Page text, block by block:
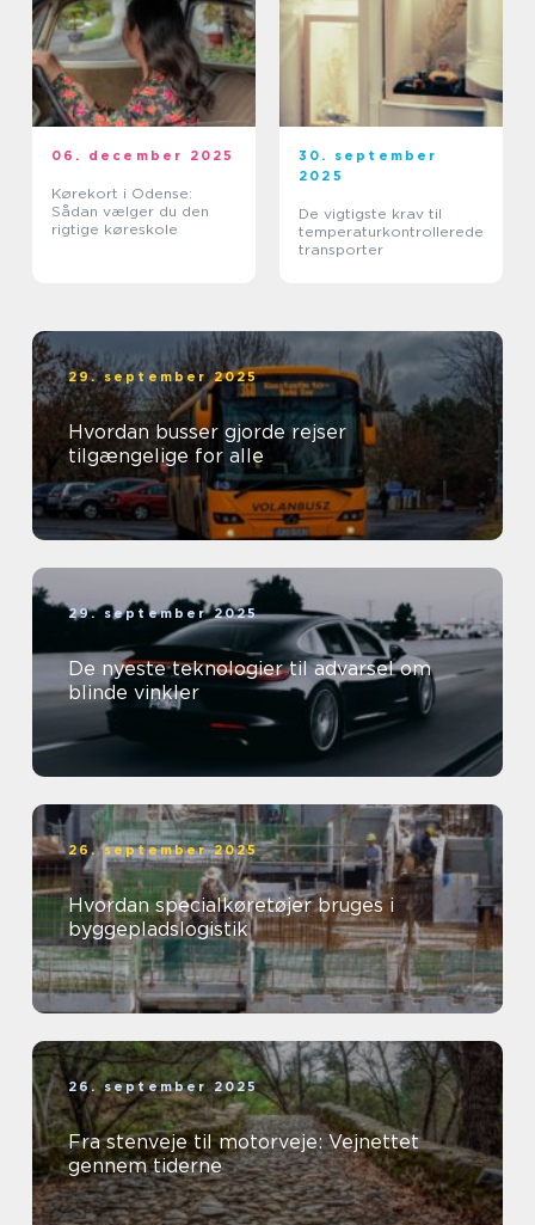
06. december 2025
Kørekort i Odense:
Sådan vælger du den
rigtige køreskole
30. september
2025
De vigtigste krav til
temperaturkontrollerede
transporter
29. september 2025
Hvordan busser gjorde rejser
tilgængelige for alle
29. september 2025
De nyeste teknologier til advarsel om
blinde vinkler
26. september 2025
Hvordan specialkøretøjer bruges i
byggepladslogistik
26. september 2025
Fra stenveje til motorveje: Vejnettet
gennem tiderne